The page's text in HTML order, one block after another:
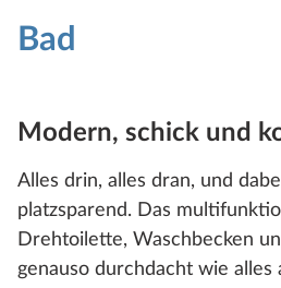
Bad
Modern, schick und
Alles drin, alles dran, und
platzsparend. Das
Drehtoilette, Waschbecken
genauso durchdacht wie alles